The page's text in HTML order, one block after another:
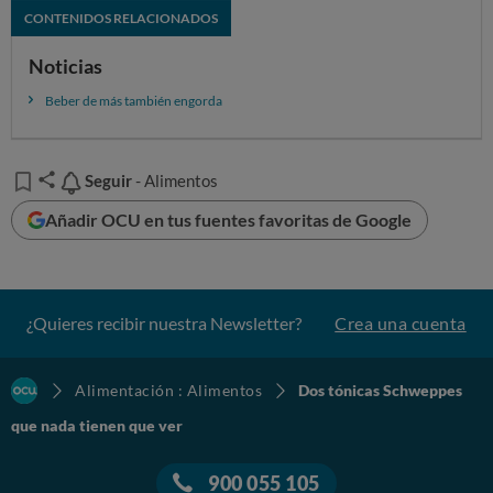
España.
CONTENIDOS RELACIONADOS
Noticias
Beber de más también engorda
Seguir
Seguir - Alimentos
Añadir OCU en tus fuentes favoritas de Google
¿Quieres recibir nuestra Newsletter? Crea una cuenta
Alimentación : Alimentos
Dos tónicas Schweppes
que nada tienen que ver
900 055 105